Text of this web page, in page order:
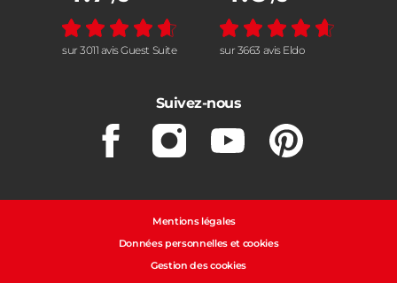
sur 3011 avis Guest Suite sur 3663 avis Eldo
Suivez-nous
FacebookInstagramYoutubePinterest
Mentions légales
Données personnelles et cookies
Gestion des cookies